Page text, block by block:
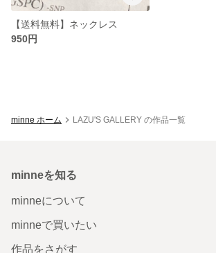
【送料無料】ネックレス
950円
minne ホーム LAZU'S GALLERY の作品一覧
minneを知る
minneについて
minneで買いたい
作品をさがす